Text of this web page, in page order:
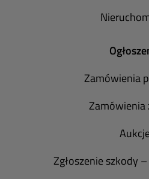
Zamówienia
Zamówienia
Zgłoszenie szkody